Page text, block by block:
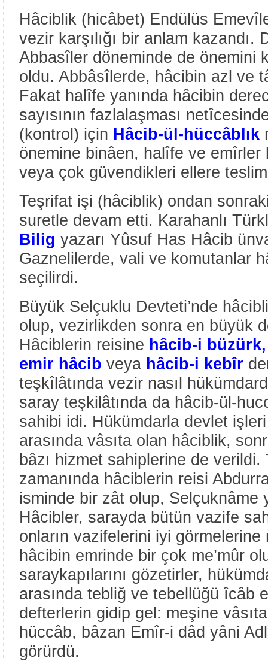
Hâciblik (hicâbet) Endülüs
vezir karşılığı bir anlam kazandı.
Abbasîler döneminde de önemini
oldu. Abbâsîlerde, hâcibin azl ve
Fakat halîfe yanında hâcibin
sayısının fazlalaşması
(kontrol) için Hâcib-ül-hüccâblık
önemine binâen, halîfe ve emîrler
veya çok güvendikleri ellere
Teşrifat işi (hâciblik) ondan
suretle devam etti. Karahanlı
Bilig yazarı Yûsuf Has Hâcib
Gaznelilerde, vali ve komutanlar
seçilirdi.
Büyük Selçuklu Devteti’nde
olup, vezirlikden sonra en büyük
Hâciblerin reisine hâcib-i
emir hâcib veya hâcib-i kebîr
teşkîlâtında vezir nasıl
saray teşkilâtında da hâcib-ül-
sahibi idi. Hükümdarla devlet
arasında vâsıta olan hâciblik,
bâzı hizmet sahiplerine de verildi.
zamanında hâciblerin reisi
isminde bir zât olup, Selçuknâme
Hâcibler, sarayda bütün vazife
onların vazifelerini iyi
hâcibin emrinde bir çok me’mûr
saraykapılarını gözetirler,
arasında tebliğ ve tebellüğü îcâb
defterlerin gidip gel: meşine
hüccâb, bâzan Emîr-i dâd yâni
görürdü.